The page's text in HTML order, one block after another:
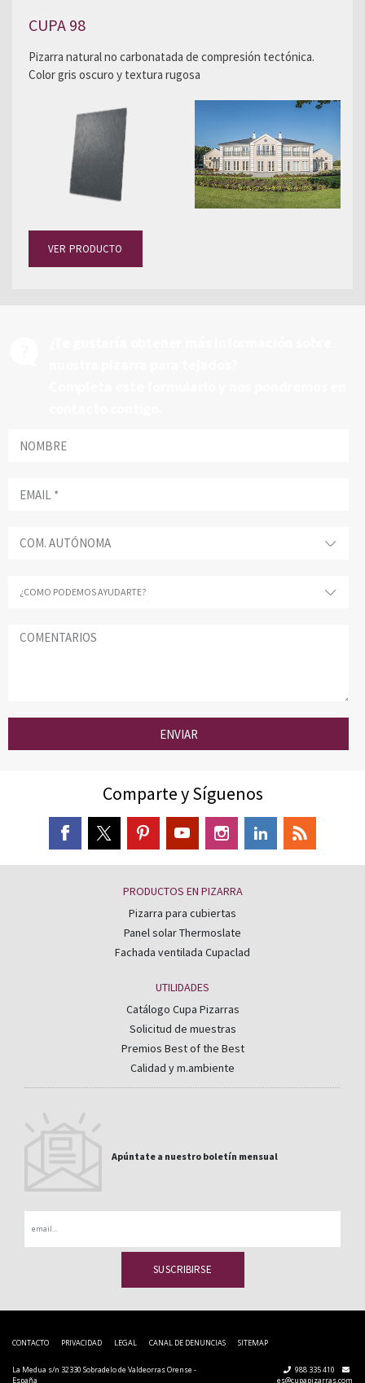
CUPA 98
Pizarra natural no carbonatada de compresión tectónica.
Color gris oscuro y textura rugosa
VER PRODUCTO
ENVIAR
Comparte y Síguenos
PRODUCTOS EN PIZARRA
Pizarra para cubiertas
Panel solar Thermoslate
Fachada ventilada Cupaclad
UTILIDADES
Catálogo Cupa Pizarras
Solicitud de muestras
Premios Best of the Best
Calidad y m.ambiente
Apúntate a nuestro boletín mensual
CONTACTO PRIVACIDAD LEGAL CANAL DE DENUNCIAS SITEMAP
La Medua s/n 32330 Sobradelo de Valdeorras Orense -
España
988 335 410
es@cupapizarras.com